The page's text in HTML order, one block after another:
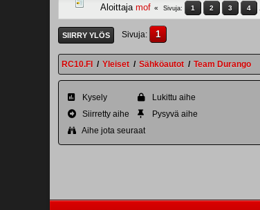
Aloittaja mof Sivuja 1 2 3 4
SIIRRY YLÖS Sivuja 1
RC10.FI / Yleiset / Sähköautot / Team Durango
Kysely
Siirretty aihe
Lukittu aihe
Pysyvä aihe
Aihe jota seuraat